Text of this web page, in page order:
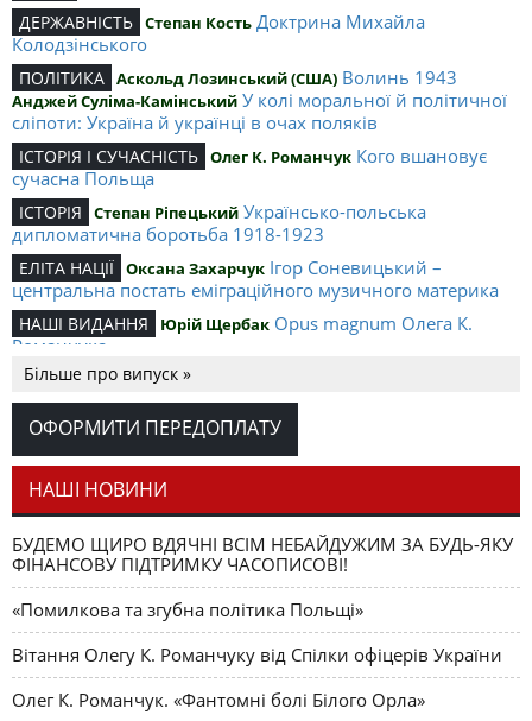
ДЕРЖАВНІСТЬ Степан Кость Доктрина Михайла
Колодзінського
ПОЛІТИКА Аскольд Лозинський (США) Волинь 1943
Анджей Суліма-Камінський У колі моральної й політичної
сліпоти: Україна й українці в очах поляків
ІСТОРІЯ І СУЧАСНІСТЬ Олег К. Романчук Кого вшановує
сучасна Польща
ІСТОРІЯ Степан Ріпецький Українсько-польська
дипломатична боротьба 1918-1923
ЕЛІТА НАЦІЇ Оксана Захарчук Ігор Соневицький –
центральна постать еміграційного музичного материка
НАШІ ВИДАННЯ Юрій Щербак Opus magnum Олега К.
Романчука
РЕЦЕНЗІЇ Петро Іванишин
Романчука
СЛОВО РЕДАКЦІЙНЕ Олег К. Романчук
як уособлення української політстратегії й тактики
Більше про випуск »
ОФОРМИТИ ПЕРЕДОПЛАТУ
НАШІ НОВИНИ
БУДЕМО ЩИРО ВДЯЧНІ ВСІМ НЕБАЙДУЖИМ ЗА БУДЬ-ЯКУ
ФІНАНСОВУ ПІДТРИМКУ ЧАСОПИСОВІ!
«Помилкова та згубна політика Польщі»
Вітання Олегу К. Романчуку від Спілки офіцерів України
Олег К. Романчук. «Фантомні болі Білого Орла»